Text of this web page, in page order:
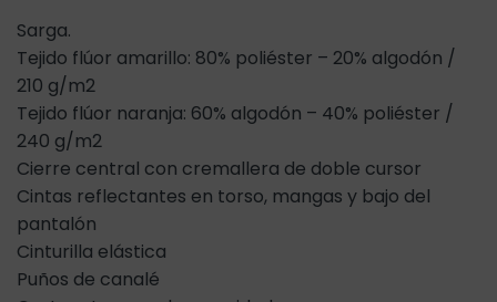
Sarga.
Tejido flúor amarillo: 80% poliéster – 20% algodón /
210 g/m2
Tejido flúor naranja: 60% algodón – 40% poliéster /
240 g/m2
Cierre central con cremallera de doble cursor
Cintas reflectantes en torso, mangas y bajo del
pantalón
Cinturilla elástica
Puños de canalé